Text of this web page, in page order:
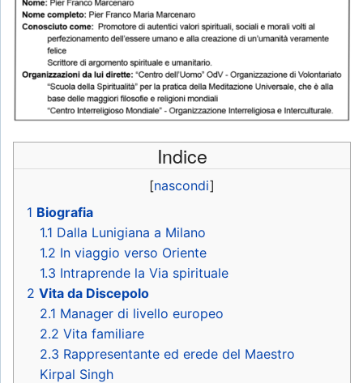
Indice
[nascondi]
1 Biografia
1.1 Dalla Lunigiana a Milano
1.2 In viaggio verso Oriente
1.3 Intraprende la Via spirituale
2 Vita da Discepolo
2.1 Manager di livello europeo
2.2 Vita familiare
2.3 Rappresentante ed erede del Maestro
Kirpal Singh